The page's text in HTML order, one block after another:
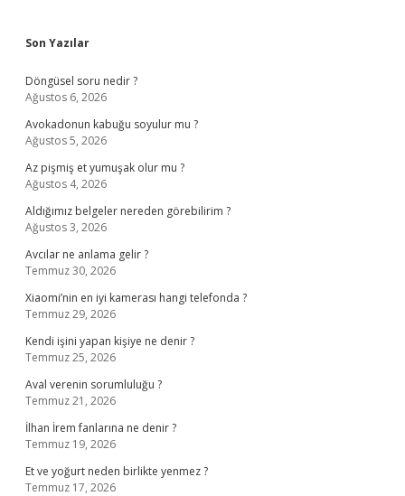
Sidebar
Son Yazılar
Döngüsel soru nedir ?
Ağustos 6, 2026
Avokadonun kabuğu soyulur mu ?
Ağustos 5, 2026
Az pişmiş et yumuşak olur mu ?
Ağustos 4, 2026
Aldığımız belgeler nereden görebilirim ?
Ağustos 3, 2026
Avcılar ne anlama gelir ?
Temmuz 30, 2026
Xiaomi’nin en iyi kamerası hangi telefonda ?
Temmuz 29, 2026
Kendi işini yapan kişiye ne denir ?
Temmuz 25, 2026
Aval verenin sorumluluğu ?
Temmuz 21, 2026
İlhan İrem fanlarına ne denir ?
Temmuz 19, 2026
Et ve yoğurt neden birlikte yenmez ?
Temmuz 17, 2026